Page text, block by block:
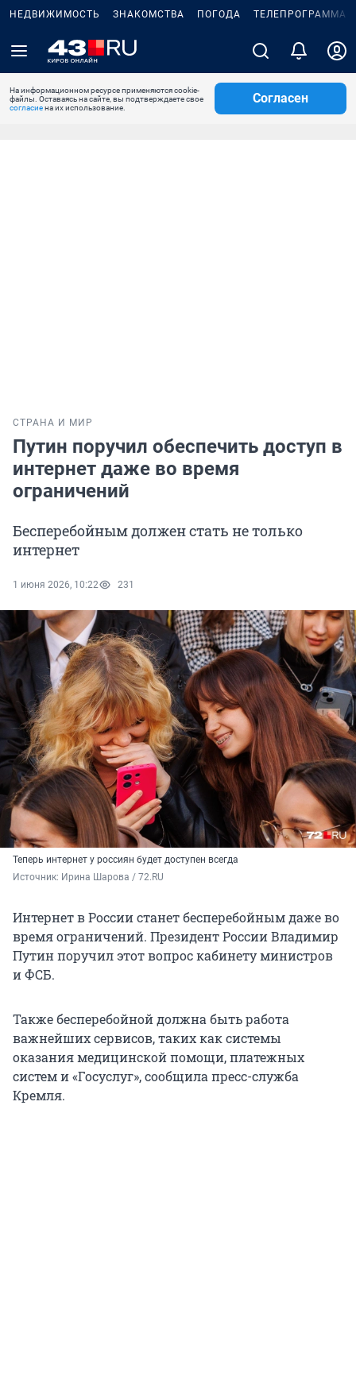
НЕДВИЖИМОСТЬ ЗНАКОМСТВА ПОГОДА ТЕЛЕПРОГРАММА
На информационном ресурсе применяются cookie-
файлы. Оставаясь на сайте, вы подтверждаете свое
согласиена их использование.
Согласен
СТРАНА И МИР
Путин поручил обеспечить доступ в
интернет даже во время
ограничений
Бесперебойным должен стать не только
интернет
1 июня 2026, 10:22 231
Теперь интернет у россиян будет доступен всегда
Источник: Ирина Шарова / 72.RU
Интернет в России станет бесперебойным даже во
время ограничений. Президент России Владимир
Путин поручил этот вопрос кабинету министров
и ФСБ.
Также бесперебойной должна быть работа
важнейших сервисов, таких как системы
оказания медицинской помощи, платежных
систем и «Госуслуг», сообщила пресс-служба
Кремля.